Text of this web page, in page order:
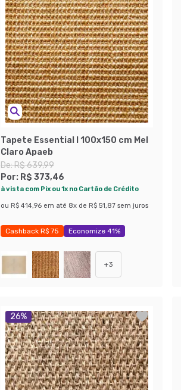
Tapete Essential I 100x150 cm Mel
Claro Apaeb
De:R$ 639,99
Por: R$ 373,46
à vista com Pix ou 1x no Cartão de Crédito
ou R$ 414,96 em até 8x de R$ 51,87 sem juros
Cashback R$ 75 Economize 41%
+3
26%